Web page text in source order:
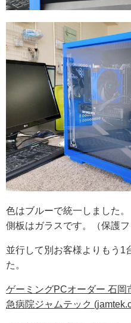
色はブルーで統一しました。
側板はガラスです。（保護フ
並行して別お客様よりもう1
た。
ゲーミングPCオーダー 石岡
急病院ジャムテック